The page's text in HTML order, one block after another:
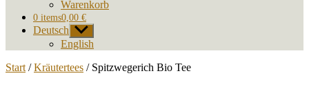
Warenkorb
0 items0,00 €
Deutsch Untermenü
anzeigen
English
Start /Kräutertees / Spitzwegerich Bio Tee